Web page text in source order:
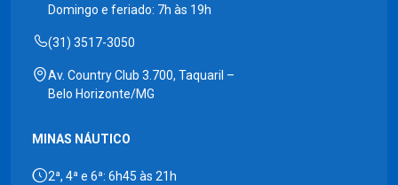
Domingo e feriado: 7h às 19h
(31) 3517-3050
Av. Country Club 3.700, Taquaril –
Belo Horizonte/MG
MINAS NÁUTICO
2ª, 4ª e 6ª: 6h45 às 21h